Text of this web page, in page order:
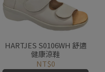
HARTJES S0106WH 舒適
健康涼鞋
NT$0